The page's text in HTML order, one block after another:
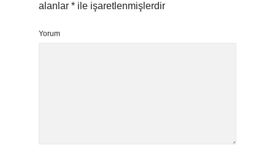
alanlar * ile işaretlenmişlerdir
Yorum